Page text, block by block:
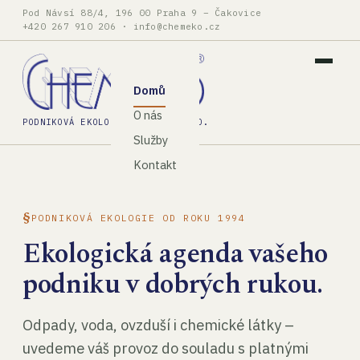
Pod Návsí 88/4, 196 00 Praha 9 – Čakovice
+420 267 910 206 · info@chemeko.cz
PODNIKOVÁ EKOLOGIE, SPOL. S R.O.
Domů
O nás
Služby
Kontakt
PODNIKOVÁ EKOLOGIE OD ROKU 1994
Ekologická agenda vašeho
podniku v dobrých rukou.
Odpady, voda, ovzduší i chemické látky –
uvedeme váš provoz do souladu s platnými